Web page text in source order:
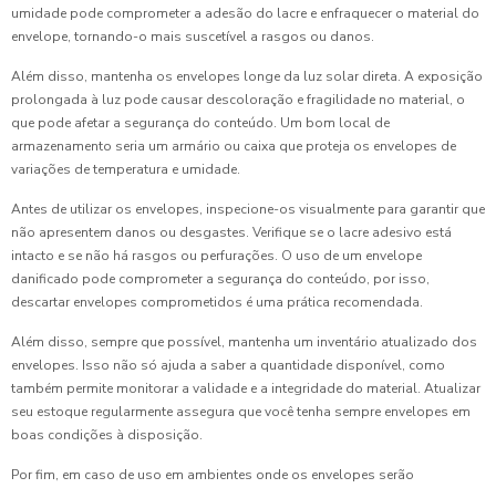
umidade pode comprometer a adesão do lacre e enfraquecer o material do
envelope, tornando-o mais suscetível a rasgos ou danos.
Além disso, mantenha os envelopes longe da luz solar direta. A exposição
prolongada à luz pode causar descoloração e fragilidade no material, o
que pode afetar a segurança do conteúdo. Um bom local de
armazenamento seria um armário ou caixa que proteja os envelopes de
variações de temperatura e umidade.
Antes de utilizar os envelopes, inspecione-os visualmente para garantir que
não apresentem danos ou desgastes. Verifique se o lacre adesivo está
intacto e se não há rasgos ou perfurações. O uso de um envelope
danificado pode comprometer a segurança do conteúdo, por isso,
descartar envelopes comprometidos é uma prática recomendada.
Além disso, sempre que possível, mantenha um inventário atualizado dos
envelopes. Isso não só ajuda a saber a quantidade disponível, como
também permite monitorar a validade e a integridade do material. Atualizar
seu estoque regularmente assegura que você tenha sempre envelopes em
boas condições à disposição.
Por fim, em caso de uso em ambientes onde os envelopes serão